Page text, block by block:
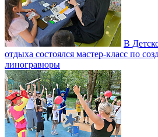
В
отдыха состоялся мастер-класс по
линогравюры